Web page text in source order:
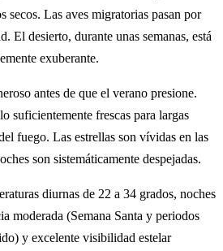
secos. Las aves migratorias pasan por
El desierto, durante unas semanas, está
exuberante.
antes de que el verano presione.
suficientemente frescas para largas
fuego. Las estrellas son vívidas en las
son sistemáticamente despejadas.
diurnas de 22 a 34 grados, noches
moderada (Semana Santa y periodos
y excelente visibilidad estelar